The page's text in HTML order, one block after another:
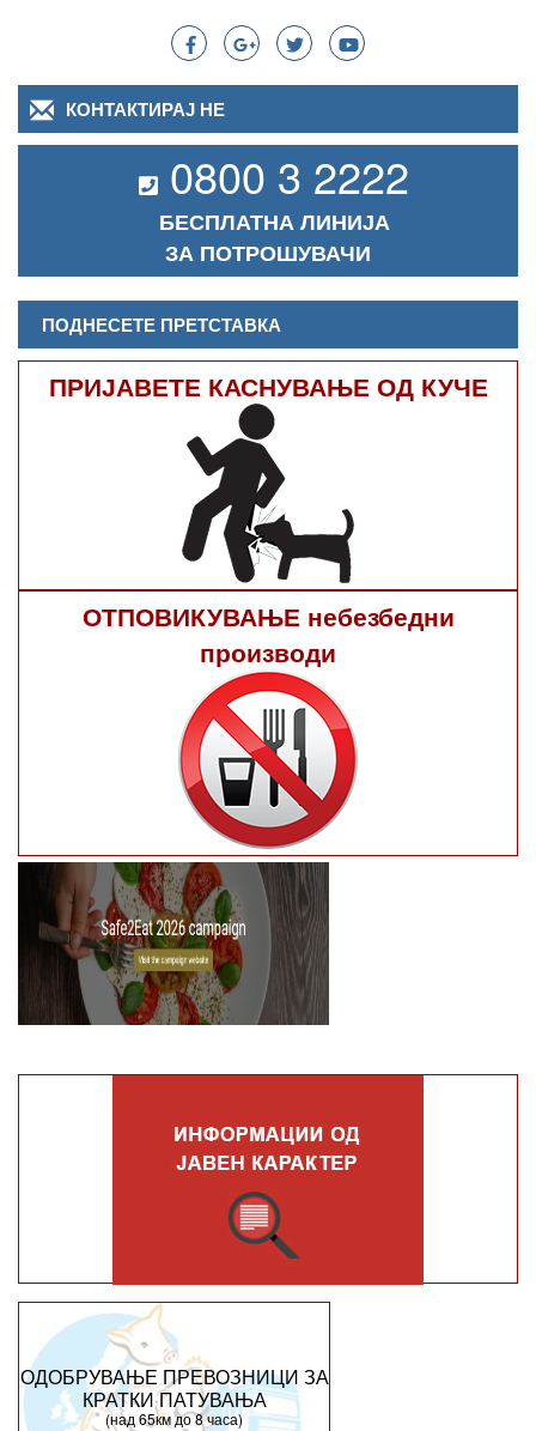
КОНТАКТИРАЈ НЕ
0800 3 2222
БЕСПЛАТНА ЛИНИЈА
ЗА ПОТРОШУВАЧИ
ПОДНЕСЕТЕ ПРЕТСТАВКА
ПРИЈАВЕТЕ КАСНУВАЊЕ ОД КУЧЕ
ОТПОВИКУВАЊЕ небезбедни
производи
ОДОБРУВАЊЕ ПРЕВОЗНИЦИ ЗА
КРАТКИ ПАТУВАЊА
(над 65км до 8 часа)